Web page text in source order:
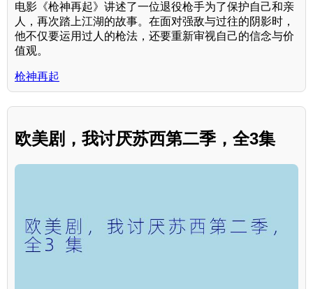
电影《枪神再起》讲述了一位退役枪手为了保护自己和亲
人，再次踏上江湖的故事。在面对强敌与过往的阴影时，
他不仅要运用过人的枪法，还要重新审视自己的信念与价
值观。
枪神再起
欧美剧，我讨厌苏西第二季，全3集